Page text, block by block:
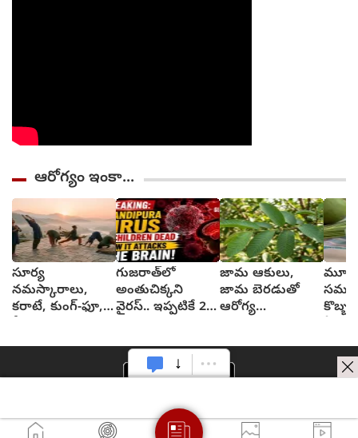
ఆరోగ్యం ఇంకా...
సూర్య
నమస్కారాలు,
కరాటే, కుంగ్-ఫూ,
గుజరాత్‌లో
అంతుచిక్కని
వైరస్.. ఇప్పటికే 22
జామ ఆకులు,
జామ బెరడుతో
ఆరోగ్య